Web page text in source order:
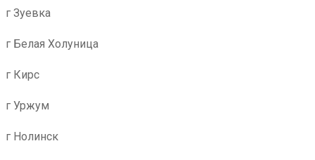
г Зуевка
г Белая Холуница
г Кирс
г Уржум
г Нолинск